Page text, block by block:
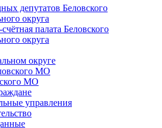
депутатов Беловского
округа
палата Беловского
округа
округе
МО
МО
управления